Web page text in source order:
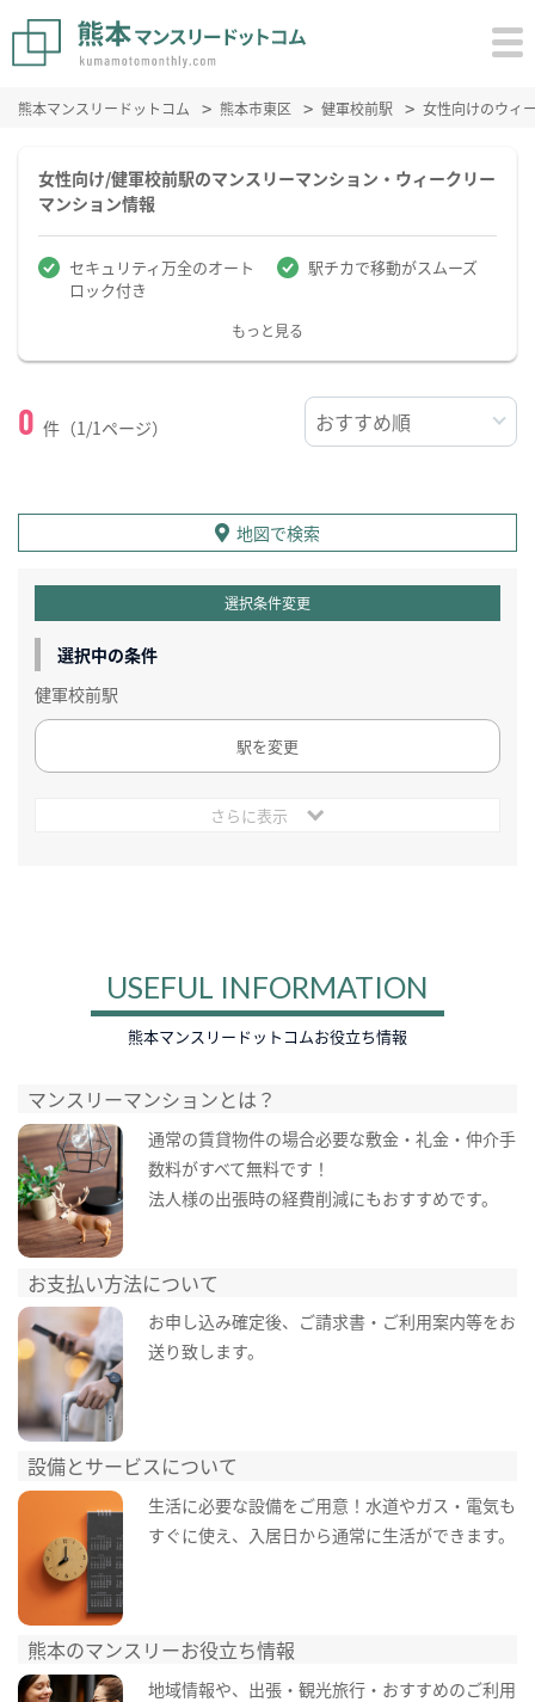
熊本マンスリードットコム 熊本市東区 健軍校前駅 女性向けのウィ
女性向け/健軍校前駅のマンスリーマンション・ウィークリー
マンション情報
セキュリティ万全のオート
ロック付き
駅チカで移動がスムーズ
もっと見る
0 件（1/1ページ）
地図で検索
選択条件変更
選択中の条件
健軍校前駅
駅を変更
さらに表示
USEFUL INFORMATION
熊本マンスリードットコムお役立ち情報
マンスリーマンションとは？
通常の賃貸物件の場合必要な敷金・礼金・仲介手
数料がすべて無料です！
法人様の出張時の経費削減にもおすすめです。
お支払い方法について
お申し込み確定後、ご請求書・ご利用案内等をお
送り致します。
設備とサービスについて
生活に必要な設備をご用意！水道やガス・電気も
すぐに使え、入居日から通常に生活ができます。
熊本のマンスリーお役立ち情報
地域情報や、出張・観光旅行・おすすめのご利用